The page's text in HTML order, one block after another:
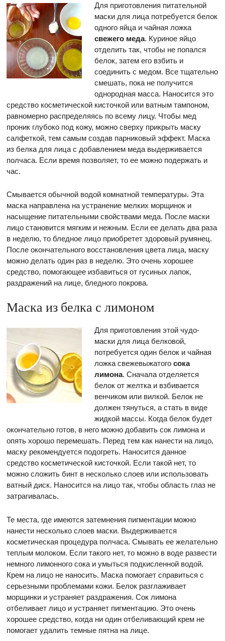
Для приготовления питательной
маски для лица потребуется белок
одного яйца и чайная ложка
свежего меда. Куриное яйцо
отделить так, чтобы не попался
белок, затем его взбить и
соединить с медом. Все тщательно
смешать, пока не получится
однородная масса. Наносится это
средство косметической кисточкой или ватным тампоном,
равномерно распределяясь по всему лицу. Чтобы мед
проник глубоко под кожу, можно сверху прикрыть маску
салфеткой, тем самым создав парниковый эффект. Маска
из белка для лица с добавлением меда выдерживается
полчаса. Если время позволяет, то ее можно подержать и
час.
Смывается обычной водой комнатной температуры. Эта
маска направлена на устранение мелких морщинок и
насыщение питательными свойствами меда. После маски
лицо становится мягким и нежным. Если ее делать два раза
в неделю, то бледное лицо приобретет здоровый румянец.
После окончательного восстановления цвета лица, маску
можно делать один раз в неделю. Это очень хорошее
средство, помогающее избавиться от гусиных лапок,
раздражений на лице, бледного покрова.
Маска из белка с лимоном
Для приготовления этой чудо-
маски для лица белковой,
потребуется один белок и чайная
ложка свежевыжатого сока
лимона. Сначала отделяется
белок от желтка и взбивается
венчиком или вилкой. Белок не
должен тянуться, а стать в виде
жидкой массы. Когда белок будет
окончательно готов, в него можно добавить сок лимона и
опять хорошо перемешать. Перед тем как нанести на лицо,
маску рекомендуется подогреть. Наносится данное
средство косметической кисточкой. Если такой нет, то
можно сложить бинт в несколько слоев или использовать
ватный диск. Наносится на лицо так, чтобы область глаз не
затрагивалась.
Те места, где имеются затемнения пигментации можно
нанести несколько слоев маски. Выдерживается
косметическая процедура полчаса. Смывать ее желательно
теплым молоком. Если такого нет, то можно в воде развести
немного лимонного сока и умыться подкисленной водой.
Крем на лицо не наносить. Маска помогает справиться с
серьезными проблемами кожи. Белок разглаживает
морщинки и устраняет раздражения. Сок лимона
отбеливает лицо и устраняет пигментацию. Это очень
хорошее средство, когда ни один отбеливающий крем не
помогает удалить темные пятна на лице.